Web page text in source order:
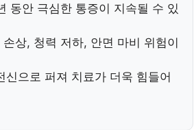
동안 극심한 통증이 지속될 수 있
상, 청력 저하, 안면 마비 위험이
으로 퍼져 치료가 더욱 힘들어